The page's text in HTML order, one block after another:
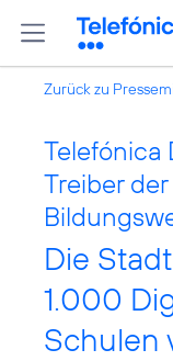
Zurück zu
Telefónica
Treiber
Die
1.000
Schulen